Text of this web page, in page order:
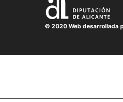
© 2020 Web desarrollada